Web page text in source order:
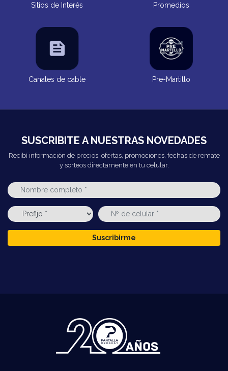
Sitios de Interés Promedios
Canales de cable Pre-Martillo
SUSCRIBITE A NUESTRAS NOVEDADES
Recibí información de precios, ofertas, promociones, fechas de remate
y sorteos directamente en tu celular.
Suscribirme